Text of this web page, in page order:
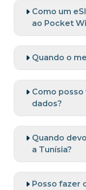
Como um
ao Pocket
Quando o
Como
dados?
Quando
a Tunísia?
Posso fazer